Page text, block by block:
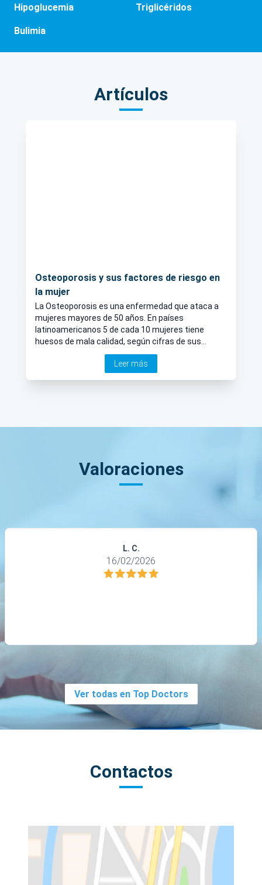
Hipoglucemia Triglicéridos
Bulimia
Artículos
Osteoporosis y sus factores de riesgo en
la mujer
La Osteoporosis es una enfermedad que ataca a
mujeres mayores de 50 años. En países
latinoamericanos 5 de cada 10 mujeres tiene
huesos de mala calidad, según cifras de sus
instituciones de salud. Esta enfermedad se ha
relacionado constantemente con la Menopausia y
Leer más
Valoraciones
L. C.
16/02/2026
Ver todas en Top Doctors
Contactos